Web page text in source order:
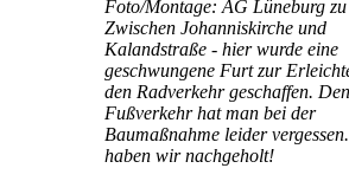
Foto/Montage: AG Lüneburg
Zwischen Johanniskirche und
Kalandstraße - hier wurde eine
geschwungene Furt zur
den Radverkehr geschaffen. Den
Fußverkehr hat man bei der
Baumaßnahme leider
haben wir nachgeholt!